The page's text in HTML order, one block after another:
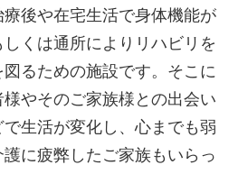
後や在宅生活で身体機能が
くは通所によりリハビリを
るための施設です。そこに
やそのご家族様との出会い
生活が変化し、心までも弱
に疲弊したご家族もいらっ